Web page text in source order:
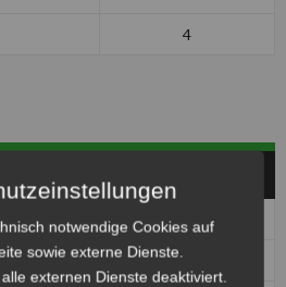
4
notwendige Cookies auf
sowie externe Dienste.
externen Dienste deaktiviert.